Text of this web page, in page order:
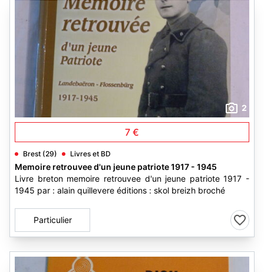
2
7 €
Brest (29) Livres et BD
Memoire retrouvee d'un jeune patriote 1917 - 1945
Livre breton memoire retrouvee d'un jeune patriote 1917 -
1945 par : alain quillevere éditions : skol breizh broché
Particulier